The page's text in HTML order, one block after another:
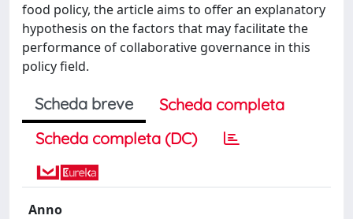
food policy, the article aims to offer an explanatory
hypothesis on the factors that may facilitate the
performance of collaborative governance in this
policy field.
Scheda breve
Scheda completa
Scheda completa (DC)
Anno